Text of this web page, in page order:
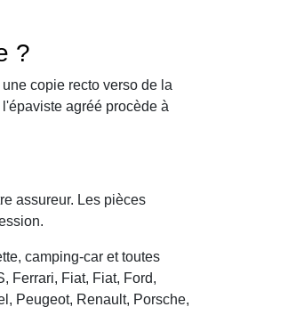
?
copie recto verso de la
agréé procède à
assureur. Les pièces
camping-car et toutes
Ferrari, Fiat, Fiat, Ford,
Peugeot, Renault, Porsche,